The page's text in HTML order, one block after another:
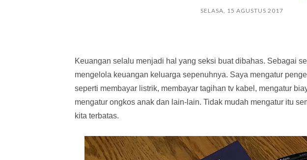
SELASA, 15 AGUSTUS 2017
Keuangan selalu menjadi hal yang seksi buat dibahas. Sebagai
mengelola keuangan keluarga sepenuhnya. Saya mengatur
seperti membayar listrik, membayar tagihan tv kabel, mengatur
mengatur ongkos anak dan lain-lain. Tidak mudah mengatur itu
kita terbatas.